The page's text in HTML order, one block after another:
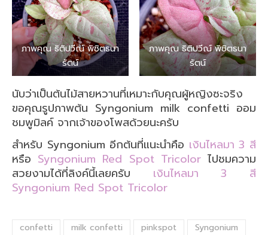
ภาพคุณ ธิติปวีณ์ พิชิตธนา
รัตน์
ภาพคุณ ธิติปวีณ์ พิชิตธนา
รัตน์
นับว่าเป็นต้นไม้สายหวานที่เหมาะกับคุณผู้หญิงซะจริง
ขอคุณรูปภาพต้น Syngonium milk confetti ออม
ชมพูมิลค์ จากเจ้าของโพสด้วยนะครับ
สำหรับ Syngonium อีกต้นที่แนะนำคือ เงินไหลมา 3 สี
หรือ Syngonium Red Spot Tricolorไปชมความ
สวยงามได้ที่ลิงค์นี้เลยครับ เงินไหลมา 3 สี
Syngonium Red Spot Tricolor
confetti milk confetti pinkspot
Syngonium